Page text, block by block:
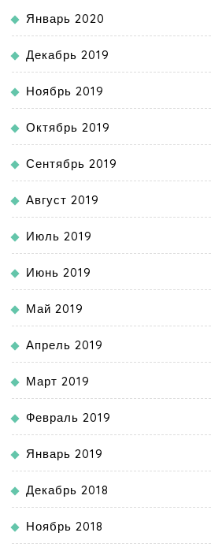
Январь 2020
Декабрь 2019
Ноябрь 2019
Октябрь 2019
Сентябрь 2019
Август 2019
Июль 2019
Июнь 2019
Май 2019
Апрель 2019
Март 2019
Февраль 2019
Январь 2019
Декабрь 2018
Ноябрь 2018